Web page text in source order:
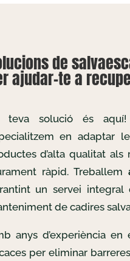
de
ajudar-te a
teva solució és
en adaptar
d’alta qualitat
ràpid. Treballem
un servei integral
de cadires
anys d’experiència
per eliminar